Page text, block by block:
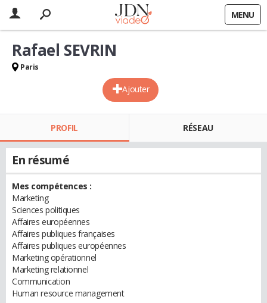
MENU
Ajouter
Rafael SEVRIN
Paris
PROFIL RÉSEAU
En résumé
Mes compétences :
Marketing
Sciences politiques
Affaires européennes
Affaires publiques françaises
Affaires publiques européennes
Marketing opérationnel
Marketing relationnel
Communication
Human resource management